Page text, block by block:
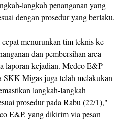
langkah penanganan yang
dengan prosedur yang berlaku.
menurunkan tim teknis ke
dan pembersihan area
laporan kejadian. Medco E&P
SKK Migas juga telah melakukan
langkah-langkah
prosedur pada Rabu (22/1),"
E&P, yang dikirim via pesan